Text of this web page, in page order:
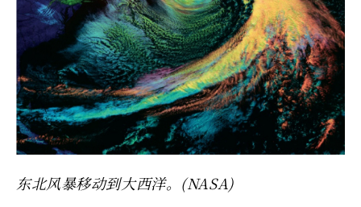
东北风暴移动到大西洋。(NASA)